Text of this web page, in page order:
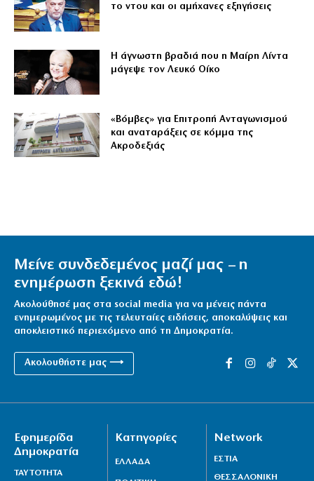
το ντου και οι αμήχανες εξηγήσεις
Η άγνωστη βραδιά που η Μαίρη Λίντα
μάγεψε τον Λευκό Οίκο
«Βόμβες» για Επιτροπή Ανταγωνισμού
και αναταράξεις σε κόμμα της
Ακροδεξιάς
Μείνε συνδεδεμένος μαζί μας – η
ενημέρωση ξεκινά εδώ!
Ακολούθησέ μας στα social media για να μένεις πάντα
ενημερωμένος με τις τελευταίες ειδήσεις, αποκαλύψεις και
αποκλειστικό περιεχόμενο από τη Δημοκρατία.
Ακολουθήστε μας ⟶
Εφημερίδα
Δημοκρατία
ΤΑΥΤΟΤΗΤΑ
Κατηγορίες
ΕΛΛΑΔΑ
Network
ΕΣΤΙΑ
ΘΕΣΣΑΛΟΝΙΚΗ